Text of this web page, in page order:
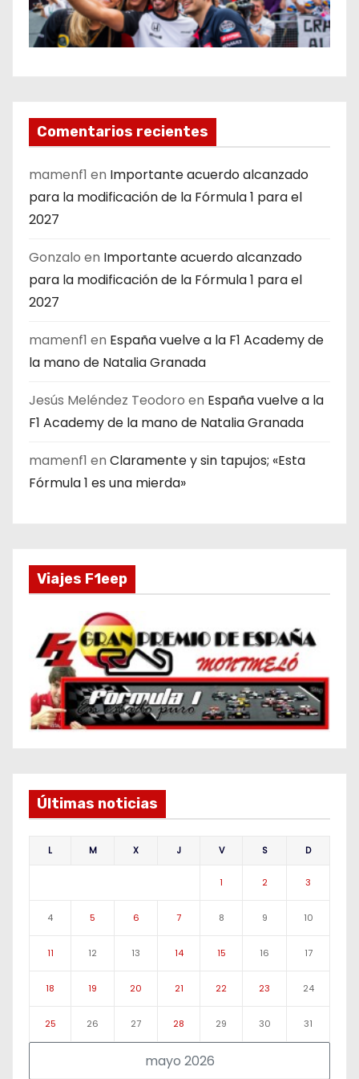
Comentarios recientes
mamenf1 en Importante acuerdo alcanzado
para la modificación de la Fórmula 1 para el
2027
Gonzalo en Importante acuerdo alcanzado
para la modificación de la Fórmula 1 para el
2027
mamenf1 en España vuelve a la F1 Academy de
la mano de Natalia Granada
Jesús Meléndez Teodoro en España vuelve a la
F1 Academy de la mano de Natalia Granada
mamenf1 en Claramente y sin tapujos; «Esta
Fórmula 1 es una mierda»
Viajes F1eep
Últimas noticias
mayo 2026
L M X J V S D
1 2 3
4 5 6 7 8 9 10
11 12 13 14 15 16 17
18 19 20 21 22 23 24
25 26 27 28 29 30 31